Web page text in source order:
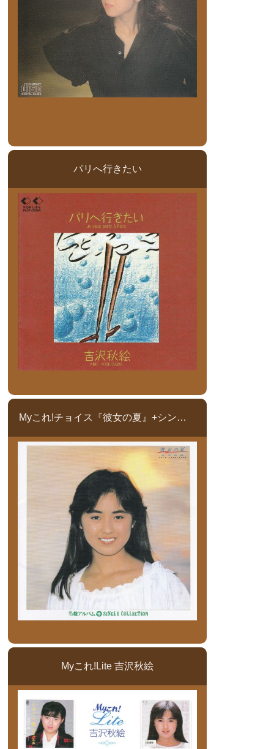
パリへ行きたい
Myこれ!チョイス『彼女の夏』+シングルコレクション
Myこれ!Lite 吉沢秋絵